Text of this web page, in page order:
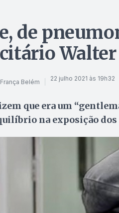
de
Belém 22 julho 2021 às 19h32
que era um
na exposição